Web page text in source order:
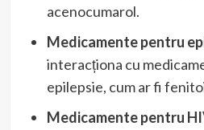
acenocumarol.
Medicamente pentru
interacționa cu
epilepsie, cum ar fi
Medicamente pentru